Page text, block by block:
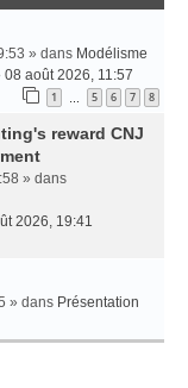
» dans Modélisme
08 août 2026, 11:57
1 5 6 7 8
reward CNJ
» dans
2026, 19:41
» dans Présentation